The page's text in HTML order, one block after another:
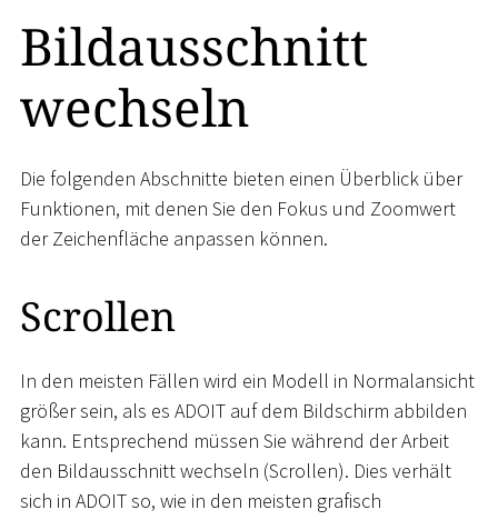
Bildausschnitt
wechseln
Die folgenden Abschnitte bieten einen Überblick über
Funktionen, mit denen Sie den Fokus und Zoomwert
der Zeichenfläche anpassen können.
Scrollen
In den meisten Fällen wird ein Modell in Normalansicht
größer sein, als es ADOIT auf dem Bildschirm abbilden
kann. Entsprechend müssen Sie während der Arbeit
den Bildausschnitt wechseln (Scrollen). Dies verhält
sich in ADOIT so, wie in den meisten grafisch